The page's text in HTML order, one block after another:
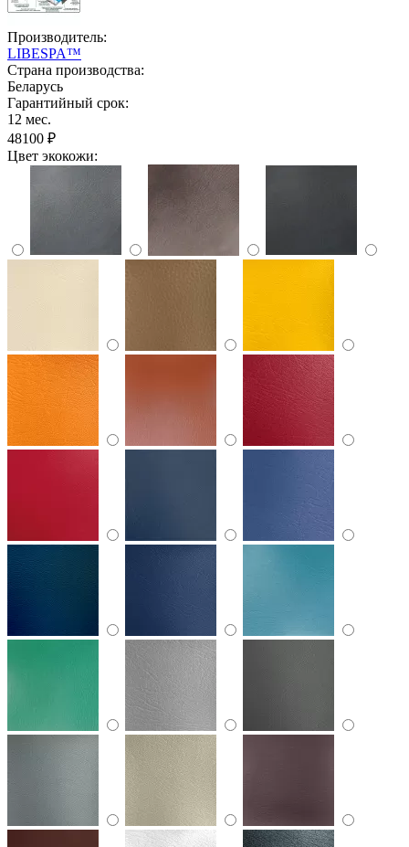
Производитель:
LIBESPA™
Страна производства:
Беларусь
Гарантийный срок:
12 мес.
48100 ₽
Цвет экокожи: